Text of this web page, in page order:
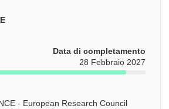
Data di completamento
28 Febbraio 2027
- European Research Council